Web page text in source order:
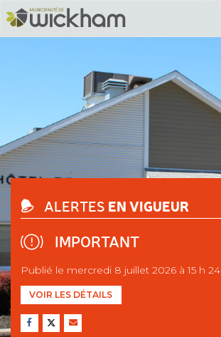
ALERTES EN VIGUEUR
IMPORTANT
Publié le mercredi 8 juillet 2026 à 15 h 24
VOIR LES DÉTAILS